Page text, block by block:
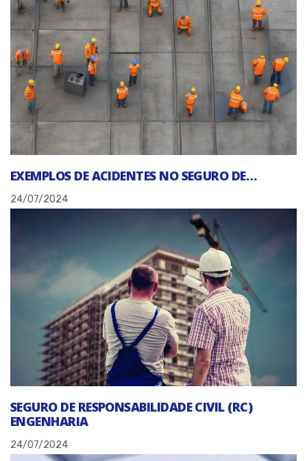
EXEMPLOS DE ACIDENTES NO SEGURO DE…
24/07/2024
SEGURO DE RESPONSABILIDADE CIVIL (RC)
ENGENHARIA
24/07/2024